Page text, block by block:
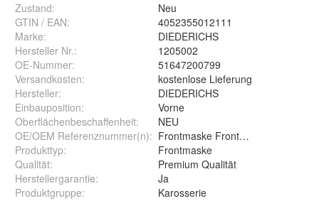
Zustand:
Neu
GTIN / EAN:
4052355012111
Marke:
DIEDERICHS
Hersteller Nr.:
1205002
OE-Nummer:
51647200799
Versandkosten:
kostenlose Lieferung
Hersteller:
DIEDERICHS
Einbauposition:
Vorne
Oberflächenbeschaffenheit:
NEU
OE/OEM Referenznummer(n): Frontmaske Frontgerüst
Produkttyp:
Frontmaske
Qualität:
Premium Qualität
Herstellergarantie:
Ja
Produktgruppe: Karosserie